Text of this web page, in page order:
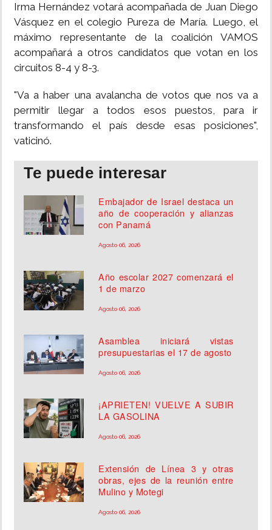
Irma Hernández votará acompañada de Juan Diego
Vásquez en el colegio Pureza de María. Luego, el
máximo representante de la coalición VAMOS
acompañará a otros candidatos que votan en los
circuitos 8-4 y 8-3.
"Va a haber una avalancha de votos que nos va a
permitir llegar a todos esos puestos, para ir
transformando el país desde esas posiciones",
vaticinó.
Te puede interesar
Embajador de Israel destaca un
año de cooperación y alianzas
con Panamá
Agosto 06, 2026
Año escolar 2027 comenzará el
1 de marzo
Agosto 06, 2026
Asamblea iniciará vistas
presupuestarias el 17 de agosto
Agosto 06, 2026
¡APRIETEN! VUELVE A SUBIR
LA GASOLINA
Agosto 06, 2026
Extensión de Línea 3 y otras
obras, ejes de la reunión entre
Mulino y Motegi
Agosto 06, 2026